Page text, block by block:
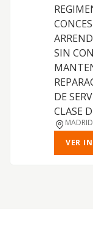
SIN
DE
CLASE
MADRID
VER